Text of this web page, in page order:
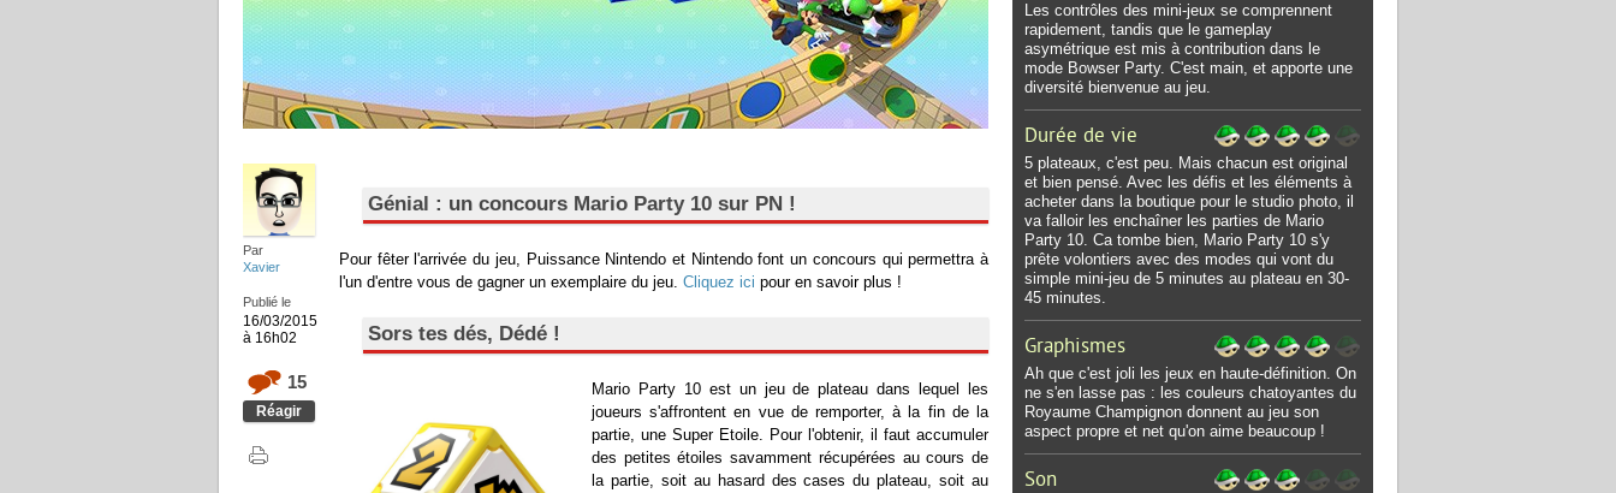
Par
Xavier
Publié le
16/03/2015
à 16h02
15
Réagir
Génial : un concours Mario Party 10 sur PN !
Pour fêter l'arrivée du jeu, Puissance Nintendo et Nintendo font un concours qui permettra à
l'un d'entre vous de gagner un exemplaire du jeu. Cliquez ici pour en savoir plus !
Sors tes dés, Dédé !
Mario Party 10 est un jeu de plateau dans lequel les
joueurs s'affrontent en vue de remporter, à la fin de la
partie, une Super Etoile. Pour l'obtenir, il faut accumuler
des petites étoiles savamment récupérées au cours de
la partie, soit au hasard des cases du plateau, soit au
Les contrôles des mini-jeux se comprennent
rapidement, tandis que le gameplay
asymétrique est mis à contribution dans le
mode Bowser Party. C'est main, et apporte une
diversité bienvenue au jeu.
Durée de vie
5 plateaux, c'est peu. Mais chacun est original
et bien pensé. Avec les défis et les éléments à
acheter dans la boutique pour le studio photo, il
va falloir les enchaîner les parties de Mario
Party 10. Ca tombe bien, Mario Party 10 s'y
prête volontiers avec des modes qui vont du
simple mini-jeu de 5 minutes au plateau en 30-
45 minutes.
Graphismes
Ah que c'est joli les jeux en haute-définition. On
ne s'en lasse pas : les couleurs chatoyantes du
Royaume Champignon donnent au jeu son
aspect propre et net qu'on aime beaucoup !
Son